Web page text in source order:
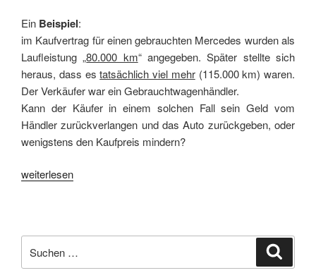
Ein Beispiel:
im Kaufvertrag für einen gebrauchten Mercedes wurden als
Laufleistung „80.000 km“ angegeben. Später stellte sich
heraus, dass estatsächlich viel mehr(115.000 km) waren.
Der Verkäufer war ein Gebrauchtwagenhändler.
Kann der Käufer in einem solchen Fall sein Geld vom
Händler zurückverlangen und das Auto zurückgeben, oder
wenigstens den Kaufpreis mindern?
„Augen
–
„Wissenserklärungen““
weiterlesen
nach: